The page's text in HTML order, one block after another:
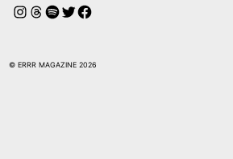
Instagram
Hilos
Spotify
Twitter
Facebook
© ERRR MAGAZINE 2026